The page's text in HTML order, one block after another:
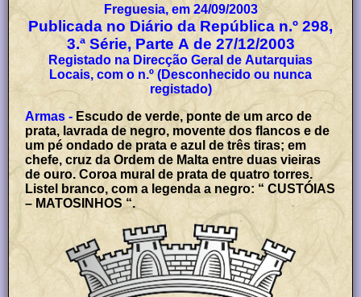
Freguesia, em 24/09/2003
Publicada no Diário da República n.º 298,
3.ª Série, Parte A de 27/12/2003
Registado na Direcção Geral de Autarquias
Locais, com o n.º (Desconhecido ou nunca
registado)
Armas - Escudo de verde, ponte de um arco de
prata, lavrada de negro, movente dos flancos e de
um pé ondado de prata e azul de três tiras; em
chefe, cruz da Ordem de Malta entre duas vieiras
de ouro. Coroa mural de prata de quatro torres.
Listel branco, com a legenda a negro: “ CUSTÓIAS
– MATOSINHOS “.